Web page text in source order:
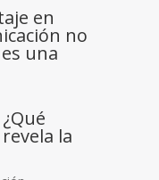
en
no
una
¿Qué
revela la